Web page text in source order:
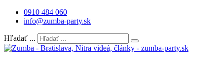
0910 484 060
info@zumba-party.sk
Hľadať ...